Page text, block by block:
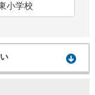
小学校